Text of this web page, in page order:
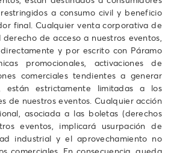
a consumo civil y beneficio
final. Cualquier venta corporativa de
de acceso a nuestros eventos,
y por escrito con Páramo
promocionales, activaciones de
comerciales tendientes a generar
están estrictamente limitadas a los
de nuestros eventos. Cualquier acción
asociada a las boletas (derechos
eventos, implicará usurpación de
industrial y el aprovechamiento no
comerciales. En consecuencia, queda